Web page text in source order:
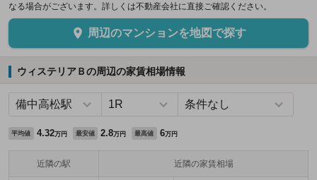
なる場合がございます。詳しくは不動産会社に直接ご確認ください。
周辺のマンションを地図で探す
ウィステリアＢの周辺の家賃相場情報
平均値 4.32万円 最安値 2.8万円 最高値 6万円
近隣の駅 近隣の家賃相場